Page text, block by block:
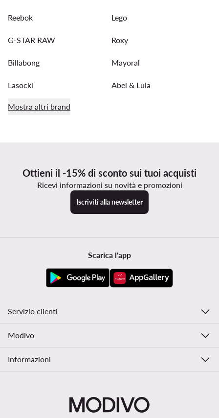
Reebok Lego
G-STAR RAW Roxy
Billabong Mayoral
Lasocki Abel & Lula
Mostra altri brand
Ottieni il -15% di sconto sui tuoi acquisti
Ricevi informazioni su novità e promozioni
Iscriviti alla newsletter
Scarica l'app
Servizio clienti
Modivo
Informazioni